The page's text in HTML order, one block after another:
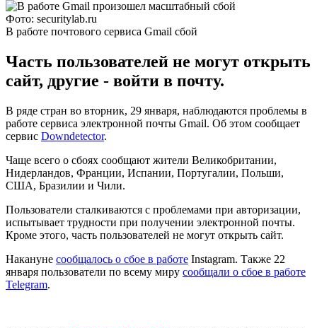
Фото: securitylab.ru
В работе почтового сервиса Gmail сбой
Часть пользователей не могут открыть
сайт, другие - войти в почту.
В ряде стран во вторник, 29 января, наблюдаются проблемы в
работе сервиса электронной почты Gmail. Об этом сообщает
сервис Downdetector.
Чаще всего о сбоях сообщают жители Великобритании,
Нидерландов, Франции, Испании, Португалии, Польши,
США, Бразилии и Чили.
Пользователи сталкиваются с проблемами при авторизации,
испытывает трудности при получении электронной почты.
Кроме этого, часть пользователей не могут открыть сайт.
Накануне сообщалось о сбое в работе Instagram. Также 22
января пользователи по всему миру сообщали о сбое в работе
Telegram.